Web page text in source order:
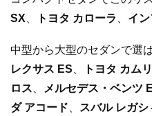
SX、 トヨタ カローラ 、 イ
中型から大型のセダンで選
レクサス ES
トヨタ カムリ
ロス
メルセデス・ベンツ
ダ アコード
スバル レガシ